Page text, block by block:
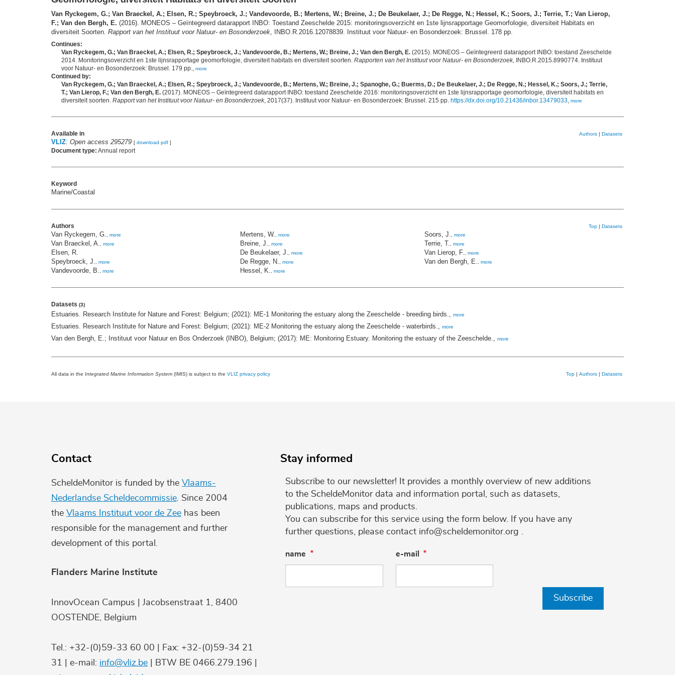
Van Ryckegem, G.; Van Braeckel, A.; Elsen, R.; Speybroeck, J.; Vandevoorde, B.; Mertens, W.; Breine, J.; De Beukelaer, J.; De Regge, N.; Hessel, K.; Soors, J.; Terrie, T.; Van Lierop,
F.; Van den Bergh, E. (2016). MONEOS – Geïntegreerd datarapport INBO: Toestand Zeeschelde 2015: monitoringsoverzicht en 1ste lijnsrapportage Geomorfologie, diversiteit Habitats en
diversiteit Soorten. Rapport van het Instituut voor Natuur- en Bosonderzoek, INBO.R.2016.12078839. Instituut voor Natuur- en Bosonderzoek: Brussel. 178 pp.
Continues:
Van Ryckegem, G.; Van Braeckel, A.; Elsen, R.; Speybroeck, J.; Vandevoorde, B.; Mertens, W.; Breine, J.; Van den Bergh, E. (2015). MONEOS – Geïntegreerd datarapport INBO: toestand Zeeschelde
2014. Monitoringsoverzicht en 1ste lijnsrapportage geomorfologie, diversiteit habitats en diversiteit soorten. Rapporten van het Instituut voor Natuur- en Bosonderzoek, INBO.R.2015.8990774. Instituut
voor Natuur- en Bosonderzoek: Brussel. 179 pp., more
Continued by:
Van Ryckegem, G.; Van Braeckel, A.; Elsen, R.; Speybroeck, J.; Vandevoorde, B.; Mertens, W.; Breine, J.; Spanoghe, G.; Buerms, D.; De Beukelaer, J.; De Regge, N.; Hessel, K.; Soors, J.; Terrie,
T.; Van Lierop, F.; Van den Bergh, E. (2017). MONEOS – Geïntegreerd datarapport INBO: toestand Zeeschelde 2016: monitoringsoverzicht en 1ste lijnsrapportage geomorfologie, diversiteit habitats en
diversiteit soorten. Rapport van het Instituut voor Natuur- en Bosonderzoek, 2017(37). Instituut voor Natuur- en Bosonderzoek: Brussel. 215 pp. https://dx.doi.org/10.21436/inbor.13479033, more
Available in Authors | Datasets
VLIZ: Open access 295279 [ download pdf ]
Document type: Annual report
Keyword
Marine/Coastal
Authors Top | Datasets
Van Ryckegem, G., more
Van Braeckel, A., more
Elsen, R.
Speybroeck, J., more
Vandevoorde, B., more
Mertens, W., more
Breine, J., more
De Beukelaer, J., more
De Regge, N., more
Hessel, K., more
Soors, J., more
Terrie, T., more
Van Lierop, F., more
Van den Bergh, E., more
Datasets (3)
Estuaries. Research Institute for Nature and Forest: Belgium; (2021): ME-1 Monitoring the estuary along the Zeeschelde - breeding birds., more
Estuaries. Research Institute for Nature and Forest: Belgium; (2021): ME-2 Monitoring the estuary along the Zeeschelde - waterbirds., more
Van den Bergh, E.; Instituut voor Natuur en Bos Onderzoek (INBO), Belgium; (2017): ME: Monitoring Estuary. Monitoring the estuary of the Zeeschelde., more
All data in the Integrated Marine Information System (IMIS) is subject to the VLIZ privacy policy Top | Authors | Datasets
Contact
ScheldeMonitor is funded by the Vlaams-
Nederlandse Scheldecommissie . Since 2004
the Vlaams Instituut voor de Zee has been
responsible for the management and further
development of this portal.
Flanders Marine Institute
InnovOcean Campus | Jacobsenstraat 1, 8400
OOSTENDE, Belgium
Tel.: +32-(0)59-33 60 00 | Fax: +32-(0)59-34 21
31 | e-mail: info@vliz.be | BTW BE 0466.279.196 |
Stay informed
Subscribe to our newsletter! It provides a monthly overview of new additions
to the ScheldeMonitor data and information portal, such as datasets,
publications, maps and products.
You can subscribe for this service using the form below. If you have any
further questions, please contact info@scheldemonitor.org .
name e-mail
Subscribe